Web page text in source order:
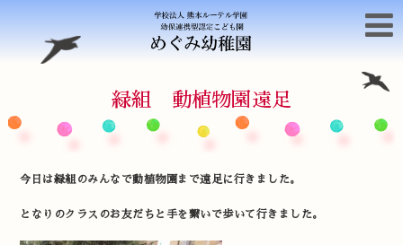
緑組 動植物園遠足
今日は緑組のみんなで動植物園まで遠足に行きました。
となりのクラスのお友だちと手を繋いで歩いて行きました。